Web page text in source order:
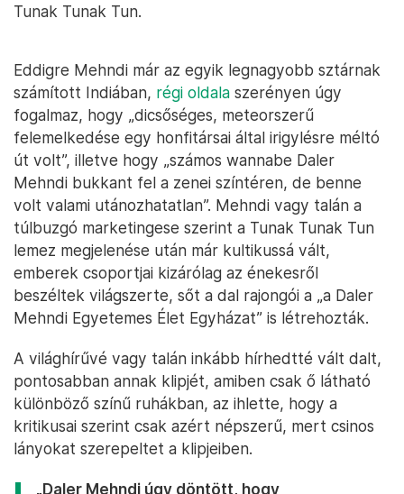
Tunak Tunak Tun.
Eddigre Mehndi már az egyik legnagyobb sztárnak
számított Indiában, régi oldala szerényen úgy
fogalmaz, hogy „dicsőséges, meteorszerű
felemelkedése egy honfitársai által irigylésre méltó
út volt”, illetve hogy „számos wannabe Daler
Mehndi bukkant fel a zenei színtéren, de benne
volt valami utánozhatatlan”. Mehndi vagy talán a
túlbuzgó marketingese szerint a Tunak Tunak Tun
lemez megjelenése után már kultikussá vált,
emberek csoportjai kizárólag az énekesről
beszéltek világszerte, sőt a dal rajongói a „a Daler
Mehndi Egyetemes Élet Egyházat” is létrehozták.
A világhírűvé vagy talán inkább hírhedtté vált dalt,
pontosabban annak klipjét, amiben csak ő látható
különböző színű ruhákban, az ihlette, hogy a
kritikusai szerint csak azért népszerű, mert csinos
lányokat szerepeltet a klipjeiben.
„Daler Mehndi úgy döntött, hogy